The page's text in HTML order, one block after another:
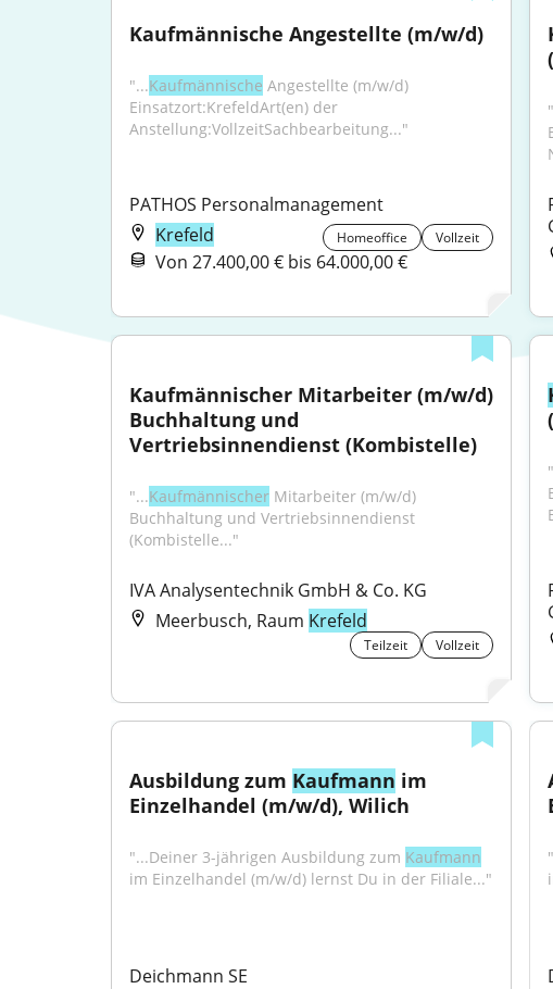
Kaufmännische Angestellte (m/w/d)
"...Kaufmännische Angestellte (m/w/d)
Einsatzort:KrefeldArt(en) der
Anstellung:VollzeitSachbearbeitung..."
PATHOS Personalmanagement
Krefeld
Homeoffice Vollzeit
Von 27.400,00 € bis 64.000,00 €
Kaufmännischer Mitarbeiter (m/w/d)
Buchhaltung und
Vertriebsinnendienst (Kombistelle)
"...Kaufmännischer Mitarbeiter (m/w/d)
Buchhaltung und Vertriebsinnendienst
(Kombistelle..."
IVA Analysentechnik GmbH & Co. KG
Meerbusch, Raum Krefeld
Teilzeit Vollzeit
Ausbildung zum Kaufmann im
Einzelhandel (m/w/d), Wilich
"...Deiner 3-jährigen Ausbildung zum Kaufmann
im Einzelhandel (m/w/d) lernst Du in der Filiale..."
Deichmann SE